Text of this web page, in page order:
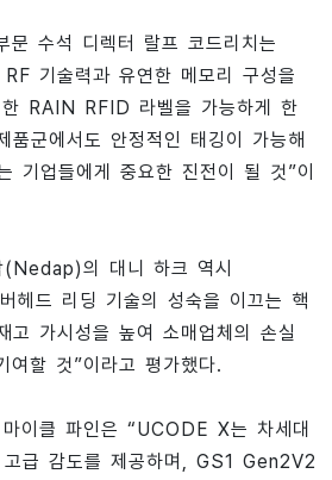
수석 디렉터 랄프 코드리치는
기술력과 유연한 메모리 구성을
RAIN RFID 라벨을 가능하게 한
품군에서도 안정적인 태깅이 가능해
기업들에게 중요한 진전이 될 것”이
의 대니 하크 역시
헤드 리딩 기술의 성숙을 이끄는 핵
고 가시성을 높여 소매업체의 손실
여할 것”이라고 평가했다.
이클 파인은 “UCODE X는 차세대
급 감도를 제공하며, GS1 Gen2V2